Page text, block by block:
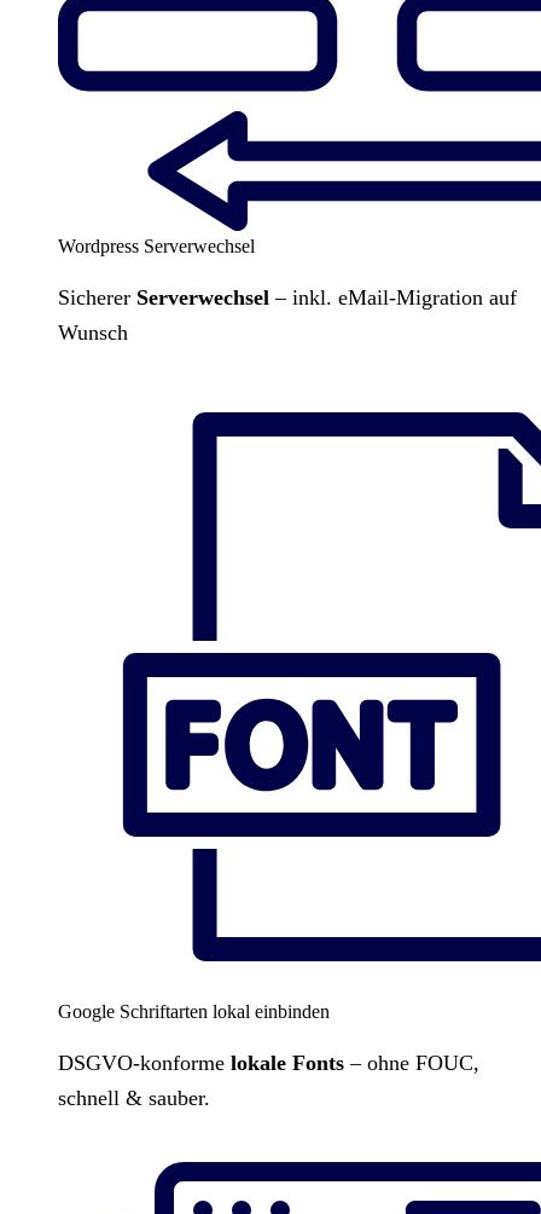
Wordpress Serverwechsel
Sicherer Serverwechsel – inkl. eMail-Migration auf
Wunsch
Google Schriftarten lokal einbinden
DSGVO-konforme lokale Fonts – ohne FOUC,
schnell & sauber.